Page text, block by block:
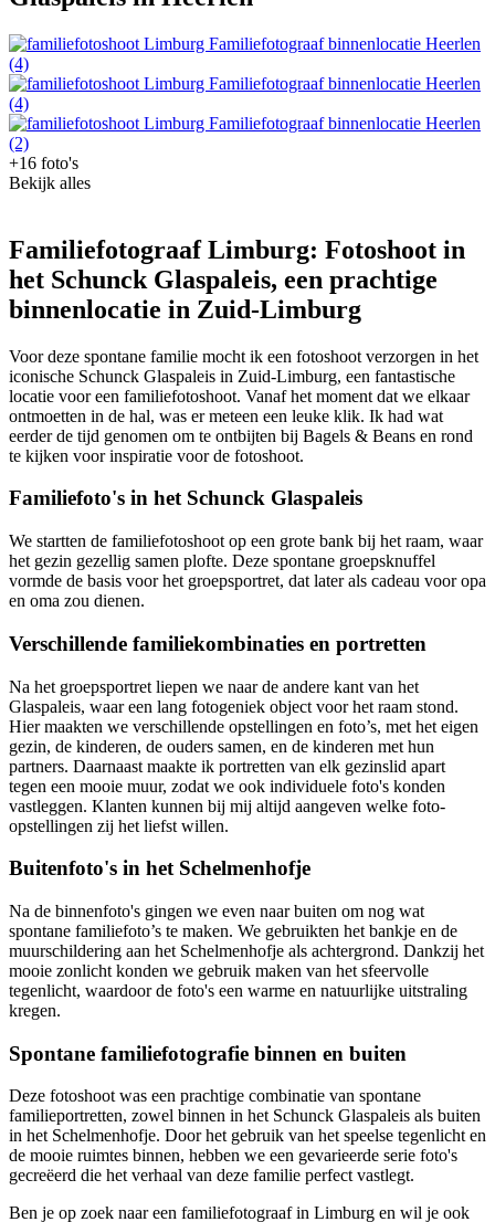
+16 foto's
Bekijk alles
Familiefotograaf Limburg: Fotoshoot in
het Schunck Glaspaleis, een prachtige
binnenlocatie in Zuid-Limburg
Voor deze spontane familie mocht ik een fotoshoot verzorgen in het
iconische Schunck Glaspaleis in Zuid-Limburg, een fantastische
locatie voor een familiefotoshoot. Vanaf het moment dat we elkaar
ontmoetten in de hal, was er meteen een leuke klik. Ik had wat
eerder de tijd genomen om te ontbijten bij Bagels & Beans en rond
te kijken voor inspiratie voor de fotoshoot.
Familiefoto's in het Schunck Glaspaleis
We startten de familiefotoshoot op een grote bank bij het raam, waar
het gezin gezellig samen plofte. Deze spontane groepsknuffel
vormde de basis voor het groepsportret, dat later als cadeau voor opa
en oma zou dienen.
Verschillende familiekombinaties en portretten
Na het groepsportret liepen we naar de andere kant van het
Glaspaleis, waar een lang fotogeniek object voor het raam stond.
Hier maakten we verschillende opstellingen en foto’s, met het eigen
gezin, de kinderen, de ouders samen, en de kinderen met hun
partners. Daarnaast maakte ik portretten van elk gezinslid apart
tegen een mooie muur, zodat we ook individuele foto's konden
vastleggen. Klanten kunnen bij mij altijd aangeven welke foto-
opstellingen zij het liefst willen.
Buitenfoto's in het Schelmenhofje
Na de binnenfoto's gingen we even naar buiten om nog wat
spontane familiefoto’s te maken. We gebruikten het bankje en de
muurschildering aan het Schelmenhofje als achtergrond. Dankzij het
mooie zonlicht konden we gebruik maken van het sfeervolle
tegenlicht, waardoor de foto's een warme en natuurlijke uitstraling
kregen.
Spontane familiefotografie binnen en buiten
Deze fotoshoot was een prachtige combinatie van spontane
familieportretten, zowel binnen in het Schunck Glaspaleis als buiten
in het Schelmenhofje. Door het gebruik van het speelse tegenlicht en
de mooie ruimtes binnen, hebben we een gevarieerde serie foto's
gecreëerd die het verhaal van deze familie perfect vastlegt.
Ben je op zoek naar een familiefotograaf in Limburg en wil je ook